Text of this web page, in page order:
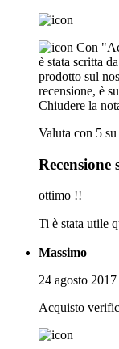
Con
è stata scritta
prodotto sul
recensione, è
Chiudere la
Valuta con 5 su
ottimo !!
Ti è stata utile
Massimo
24 agosto 2017
Acquisto